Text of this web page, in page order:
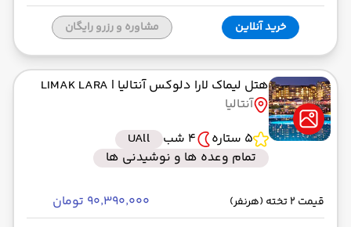
خرید آنلاین مشاوره و رزرو رایگان
هتل لیماک لارا دلوکس آنتالیا | LIMAK LARA
آنتالیا
5 ستاره
4 شب
UAll
تمام وعده ها و نوشیدنی ها
قیمت 2 تخته (هرنفر) ۹۰٬۳۹۰٬۰۰۰ تومان